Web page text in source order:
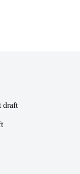
draft